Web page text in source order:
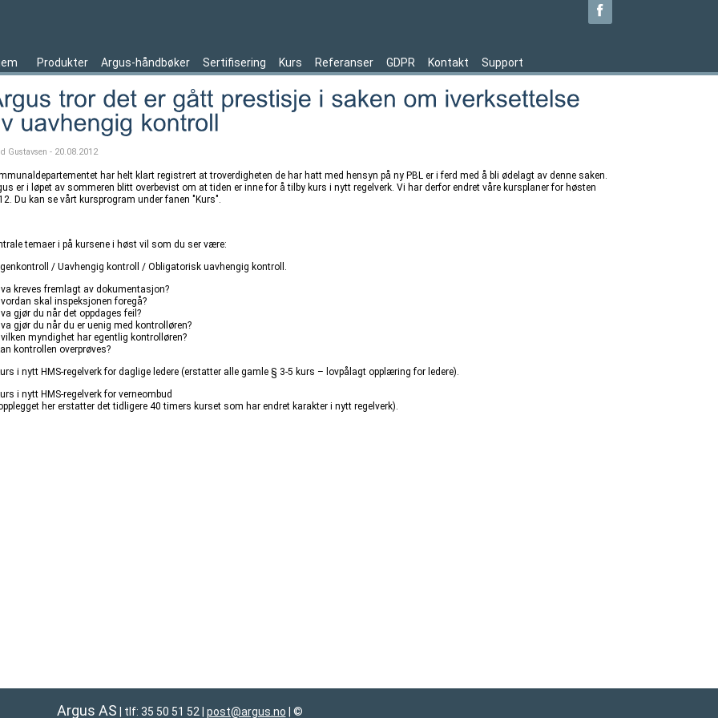
Produkter Argus-håndbøker Sertifisering Kurs Referanser GDPR Kontakt Support
Gustavsen - 20.08.2012
har helt klart registrert at troverdigheten de har hatt med hensyn på ny PBL er i ferd med å bli ødelagt av denne saken.
er i løpet av sommeren blitt overbevist om at tiden er inne for å tilby kurs i nytt regelverk. Vi har derfor endret våre kursplaner for høsten
Du kan se vårt kursprogram under fanen "Kurs".
temaer i på kursene i høst vil som du ser være:
/ Uavhengig kontroll / Obligatorisk uavhengig kontroll.
kreves fremlagt av dokumentasjon?
skal inspeksjonen foregå?
gjør du når det oppdages feil?
gjør du når du er uenig med kontrolløren?
myndighet har egentlig kontrolløren?
kontrollen overprøves?
i nytt HMS-regelverk for daglige ledere (erstatter alle gamle § 3-5 kurs – lovpålagt opplæring for ledere).
i nytt HMS-regelverk for verneombud
her erstatter det tidligere 40 timers kurset som har endret karakter i nytt regelverk).
Argus AS | tlf: 35 50 51 52 post@argus.no ©